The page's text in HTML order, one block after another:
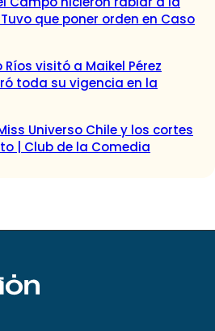
que poner orden en Caso
visitó a Maikel Pérez
toda su vigencia en la
Universo Chile y los cortes
| Club de la Comedia